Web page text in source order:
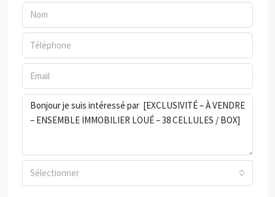
Sélectionner